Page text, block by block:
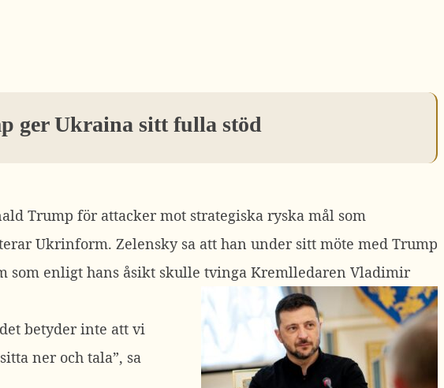
ger Ukraina sitt fulla stöd
Trump för attacker mot strategiska ryska mål som
Ukrinform. Zelensky sa att han under sitt möte med Trump
som enligt hans åsikt skulle tvinga Kremlledaren Vladimir
betyder inte att vi
ner och tala”, sa